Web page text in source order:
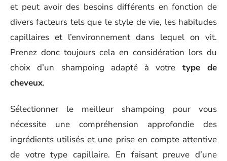
et peut avoir des besoins différents en fonction de
divers facteurs tels que le style de vie, les habitudes
capillaires et l’environnement dans lequel on vit.
Prenez donc toujours cela en considération lors du
choix d’un shampoing adapté à votre type de
cheveux.
Sélectionner le meilleur shampoing pour vous
nécessite une compréhension approfondie des
ingrédients utilisés et une prise en compte attentive
de votre type capillaire. En faisant preuve d’une